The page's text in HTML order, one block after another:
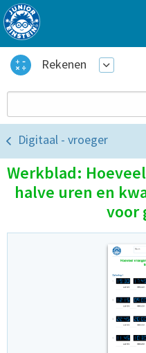
Rekenen
Digitaal - vroeger
Werkblad:
halve uren en
voor